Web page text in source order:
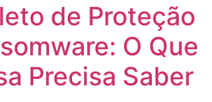
de Proteção
O Que
Precisa Saber